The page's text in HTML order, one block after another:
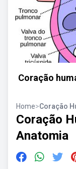
Coração
Home>Coração
Coração
Anatomia